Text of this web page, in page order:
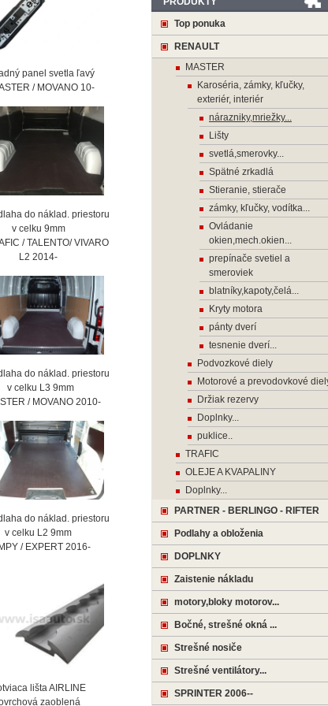
Top ponuka
RENAULT
MASTER
Karoséria, zámky, kľučky,
exteriér, interiér
nárazniky,mriežky...
Lišty
svetlá,smerovky...
Spätné zrkadlá
Stieranie, stierače
zámky, kľučky, vodítka...
Ovládanie
okien,mech.okien...
prepínače svetiel a
smeroviek
blatníky,kapoty,čelá...
Kryty motora
pánty dverí
tesnenie dverí...
Podvozkové diely
Motorové a prevodovkové
Držiak rezervy
Doplnky...
puklice..
TRAFIC
OLEJE A KVAPALINY
Doplnky...
PARTNER - BERLINGO - RIFTER
Podlahy a obloženia
DOPLNKY
Zaistenie nákladu
motory,bloky motorov...
Bočné, strešné okná ...
Strešné nosiče
Strešné ventilátory...
SPRINTER 2006--
panel svetla ľavý
/ MOVANO 10-
do náklad. priestoru
9mm
/ TALENTO/ VIVARO
2014-
do náklad. priestoru
L3 9mm
/ MOVANO 2010-
do náklad. priestoru
L2 9mm
/ EXPERT 2016-
lišta AIRLINE
zaoblená